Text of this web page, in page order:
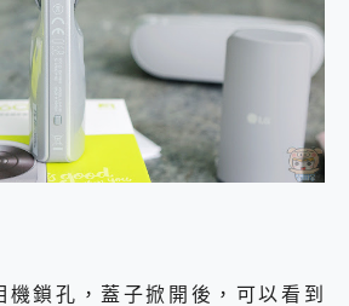
機鎖孔，蓋子掀開後，可以看到